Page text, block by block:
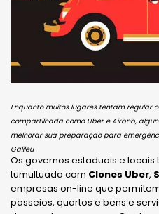
Enquanto muitos lugares tentam regular
compartilhada como Uber e Airbnb,
melhorar sua preparação para
Galileu
Os governos estaduais e
tumultuada com Clones Uber,
empresas on-line que
passeios, quartos e bens e